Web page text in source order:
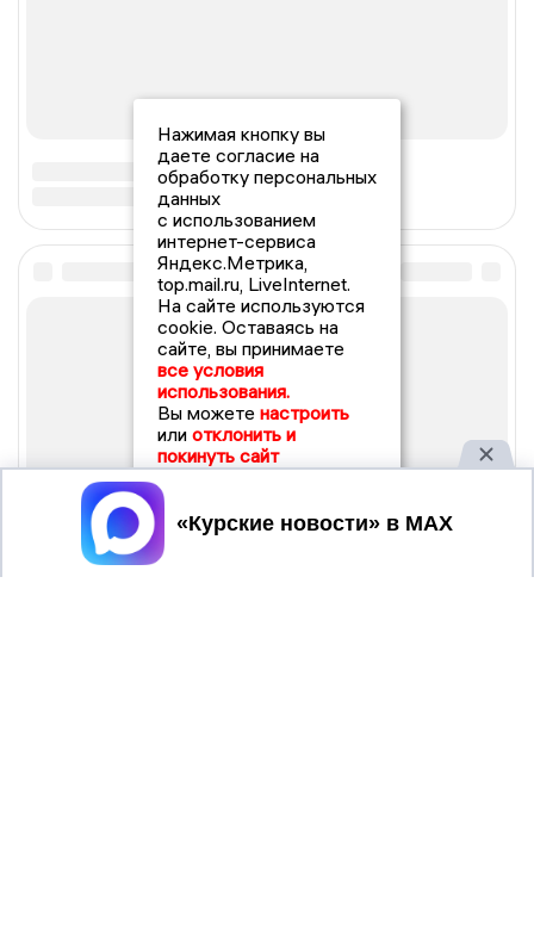
Нажимая кнопку вы
даете согласие на
обработку персональных
данных
с использованием
интернет-сервиса
Яндекс.Метрика,
top.mail.ru, LiveInternet.
На сайте используются
cookie. Оставаясь на
сайте, вы принимаете
все условия
использования.
Вы можете настроить
или отклонить и
покинуть сайт
Принять